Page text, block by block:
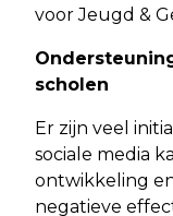
voor Jeugd &
scholen
Er zijn veel
sociale media
ontwikkeling
negatieve